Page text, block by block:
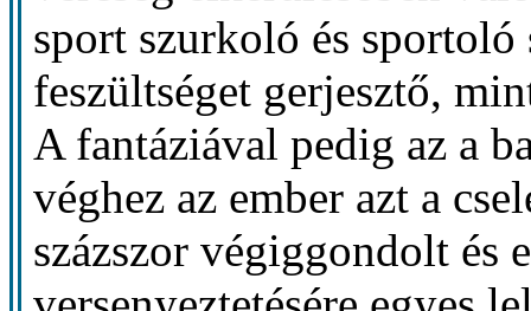
sport szurkoló és sportoló
feszültséget gerjesztő,
A fantáziával pedig az a
véghez az ember azt a
százszor végiggondolt és